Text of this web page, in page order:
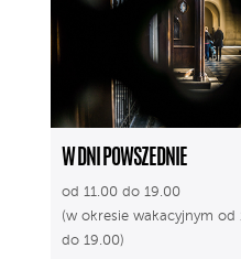
W DNI POWSZEDNIE
od 11.00 do 19.00
(w okresie wakacyjnym od
do 19.00)